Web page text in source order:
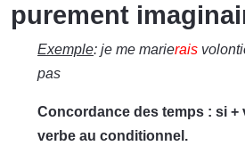
purement
Exemple: je me marierais
pas
Concordance des temps : si +
verbe au conditionnel.